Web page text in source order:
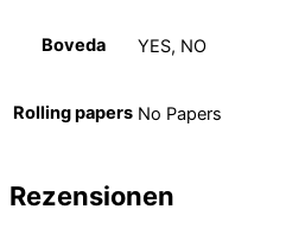
Boveda YES, NO
Rolling papers No Papers
Rezensionen